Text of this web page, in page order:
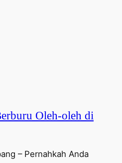
Oleh-oleh di
– Pernahkah Anda